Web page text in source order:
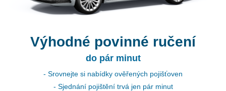
Výhodné povinné ručení
do pár minut
Srovnejte si nabídky ověřených pojišťoven
Sjednání pojištění trvá jen pár minut